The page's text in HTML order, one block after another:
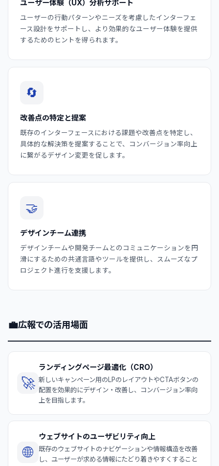
ユーザー体験（UX）分析サポート
ユーザーの行動パターンやニーズを考慮したインターフェ
ース設計をサポートし、より効果的なユーザー体験を提供
するためのヒントを得られます。
🔄
改善点の特定と提案
既存のインターフェースにおける課題や改善点を特定し、
具体的な解決策を提案することで、コンバージョン率向上
に繋がるデザイン変更を促します。
🤝
デザインチーム連携
デザインチームや開発チームとのコミュニケーションを円
滑にするための共通言語やツールを提供し、スムーズなプ
ロジェクト進行を支援します。
💼広報での活用場面
🚀
ランディングページ最適化（CRO）
新しいキャンペーン用のLPのレイアウトやCTAボタンの
配置を効果的にデザイン・改善し、コンバージョン率向
上を目指します。
🌐
ウェブサイトのユーザビリティ向上
既存のウェブサイトのナビゲーションや情報構造を改善
し、ユーザーが求める情報にたどり着きやすくすること